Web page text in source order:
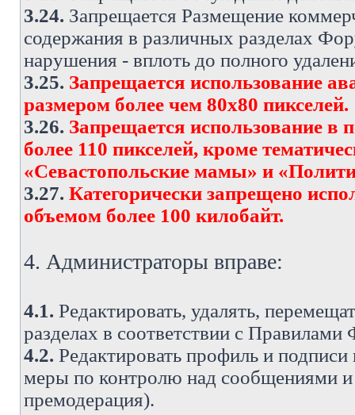
3.24. Запрещается Размещение
содержания в различных разделах
нарушения - вплоть до полного
3.25. Запрещается использование
размером более чем 80х80 пикселей.
3.26. Запрещается использование в
более 110 пикселей, кроме
«Севастопольские мамы» и
3.27. Категорически запрещено
объемом более 100 килобайт.
4. Администраторы вправе:
4.1. Редактировать, удалять,
разделах в соответствии с
4.2. Редактировать профиль и
меры по контролю над сообщениями
премодерация).